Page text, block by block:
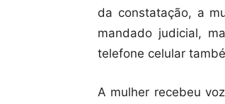
da constatação, a
mandado judicial,
telefone celular
A mulher recebeu